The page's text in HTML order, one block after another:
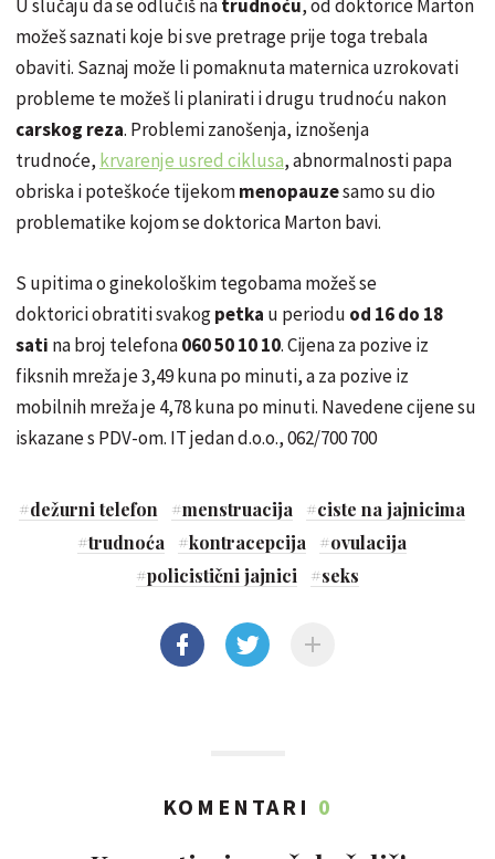
U slučaju da se odlučiš natrudnoću, od doktorice Marton
možeš saznati koje bi sve pretrage prije toga trebala
obaviti. Saznaj može li pomaknuta maternica uzrokovati
probleme te možeš li planirati i drugu trudnoću nakon
carskog reza. Problemi zanošenja, iznošenja
trudnoće, krvarenje usred ciklusa, abnormalnosti papa
obriska i poteškoće tijekommenopauzesamo su dio
problematike kojom se doktorica Marton bavi.
S upitima o ginekološkim tegobama možeš se
doktorici obratiti svakogpetka u periodu od 16 do 18
sati na broj telefona060 50 10 10. Cijena za pozive iz
fiksnih mreža je 3,49 kuna po minuti, a za pozive iz
mobilnih mreža je 4,78 kuna po minuti. Navedene cijene su
iskazane s PDV-om. IT jedan d.o.o., 062/700 700
#dežurni telefon #menstruacija #ciste na jajnicima
#trudnoća #kontracepcija #ovulacija
#policistični jajnici #seks
KOMENTARI 0